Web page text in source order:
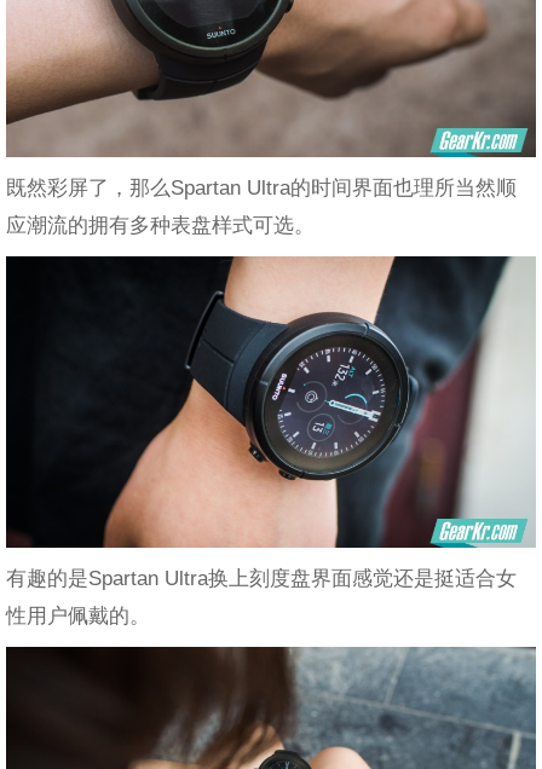
既然彩屏了，那么Spartan Ultra的时间界面也理所当然顺
应潮流的拥有多种表盘样式可选。
有趣的是Spartan Ultra换上刻度盘界面感觉还是挺适合女
性用户佩戴的。